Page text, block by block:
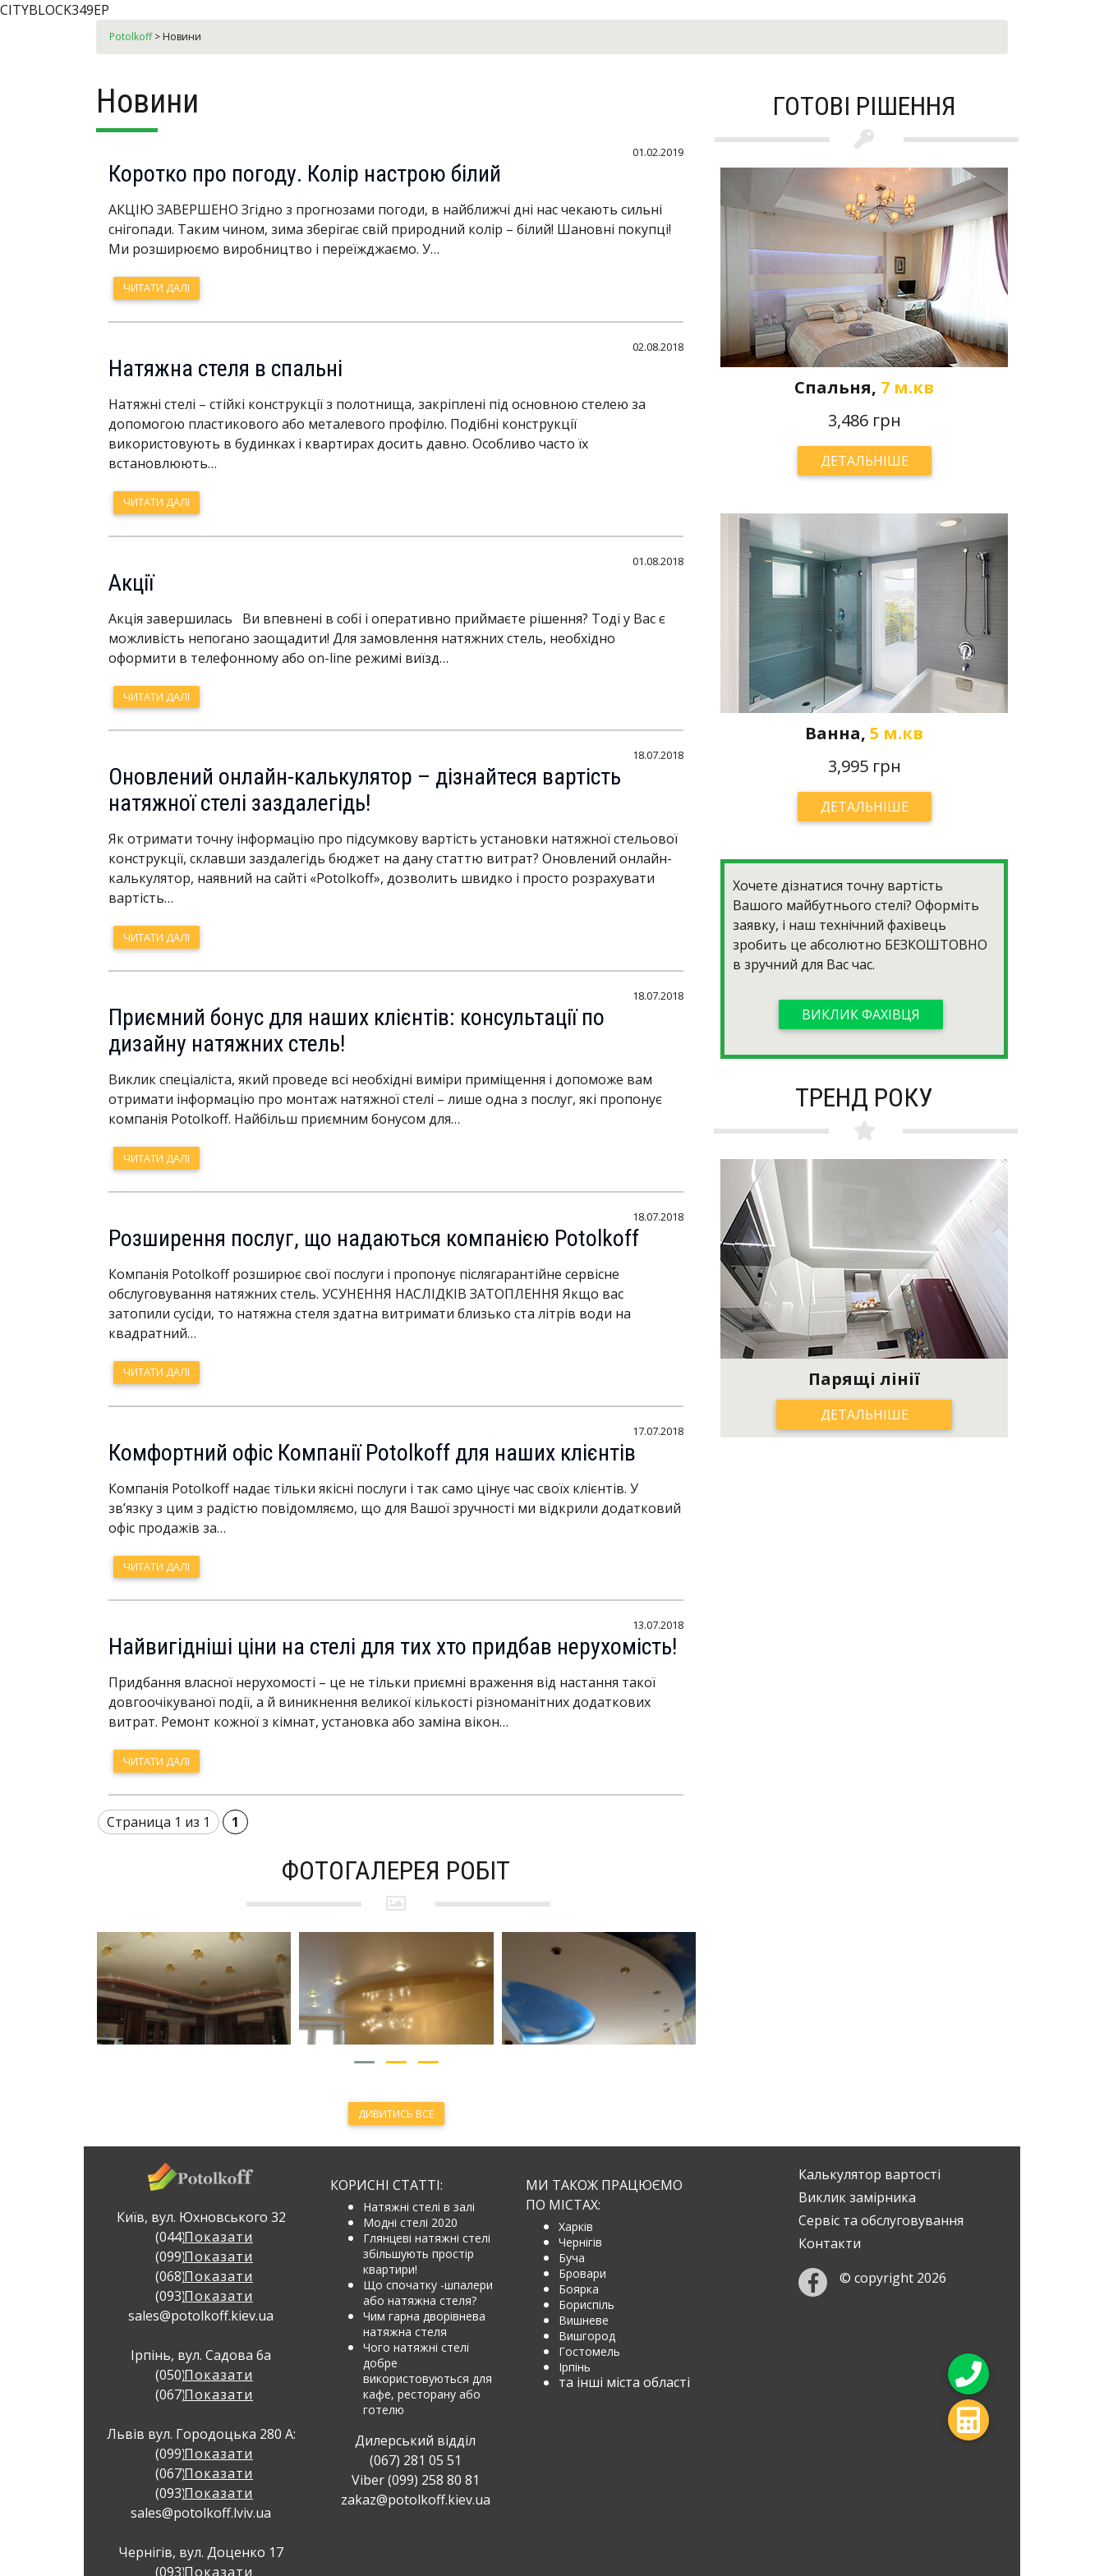
CITYBLOCK349EP
Potolkoff> Новини
Новини
01.02.2019
Коротко про погоду. Колір настрою білий
АКЦІЮ ЗАВЕРШЕНО Згідно з прогнозами погоди, в найближчі дні нас чекають сильні
снігопади. Таким чином, зима зберігає свій природний колір – білий! Шановні покупці!
Ми розширюємо виробництво і переїжджаємо. У…
ЧИТАТИ ДАЛІ
02.08.2018
Натяжна стеля в спальні
Натяжні стелі – стійкі конструкції з полотнища, закріплені під основною стелею за
допомогою пластикового або металевого профілю. Подібні конструкції
використовують в будинках і квартирах досить давно. Особливо часто їх
встановлюють…
ЧИТАТИ ДАЛІ
01.08.2018
Акції
Акція завершилась Ви впевнені в собі і оперативно приймаєте рішення? Тоді у Вас є
можливість непогано заощадити! Для замовлення натяжних стель, необхідно
оформити в телефонному або on-line режимі виїзд…
ЧИТАТИ ДАЛІ
18.07.2018
Оновлений онлайн-калькулятор – дізнайтеся вартість
натяжної стелі заздалегідь!
Як отримати точну інформацію про підсумкову вартість установки натяжної стельової
конструкції, склавши заздалегідь бюджет на дану статтю витрат? Оновлений онлайн-
калькулятор, наявний на сайті «Potolkoff», дозволить швидко і просто розрахувати
вартість…
ЧИТАТИ ДАЛІ
18.07.2018
Приємний бонус для наших клієнтів: консультації по
дизайну натяжних стель!
Виклик спеціаліста, який проведе всі необхідні виміри приміщення і допоможе вам
отримати інформацію про монтаж натяжної стелі – лише одна з послуг, які пропонує
компанія Potolkoff. Найбільш приємним бонусом для…
ЧИТАТИ ДАЛІ
18.07.2018
Розширення послуг, що надаються компанією Potolkoff
Компанія Potolkoff розширює свої послуги і пропонує післягарантійне сервісне
обслуговування натяжних стель. УСУНЕННЯ НАСЛІДКІВ ЗАТОПЛЕННЯ Якщо вас
затопили сусіди, то натяжна стеля здатна витримати близько ста літрів води на
квадратний…
ЧИТАТИ ДАЛІ
17.07.2018
Комфортний офіс Компанії Potolkoff для наших клієнтів
Компанія Potolkoff надає тільки якісні послуги і так само цінує час своїх клієнтів. У
зв’язку з цим з радістю повідомляємо, що для Вашої зручності ми відкрили додатковий
офіс продажів за…
ЧИТАТИ ДАЛІ
13.07.2018
Найвигідніші ціни на стелі для тих хто придбав нерухомість!
Придбання власної нерухомості – це не тільки приємні враження від настання такої
довгоочікуваної події, а й виникнення великої кількості різноманітних додаткових
витрат. Ремонт кожної з кімнат, установка або заміна вікон…
ЧИТАТИ ДАЛІ
Страница 1 из 1 1
ФОТОГАЛЕРЕЯ РОБІТ
ДИВИТИСЬ ВСЕ
ГОТОВІ РІШЕННЯ
Спальня, 7 м.кв
3,486 грн
ДЕТАЛЬНІШЕ
Ванна, 5 м.кв
3,995 грн
ДЕТАЛЬНІШЕ
Хочете дізнатися точну вартість
Вашого майбутнього стелі? Оформіть
заявку, і наш технічний фахівець
зробить це абсолютно БЕЗКОШТОВНО
в зручний для Вас час.
ВИКЛИК ФАХІВЦЯ
ТРЕНД РОКУ
Парящі лінії
ДЕТАЛЬНІШЕ
Київ, вул. Юхновського 32
(044) 337 32 23
Показати
(099) 383 71 72
Показати
(068) 383 71 72
Показати
(093) 383 71 72
Показати
sales@potolkoff.kiev.ua
Ірпінь, вул. Садова 6а
(050) 397 49 79
Показати
(067) 397 49 79
Показати
Львів вул. Городоцька 280 А:
(099) 383 22 77
Показати
(067) 383 22 77
Показати
(093) 383 22 77
Показати
sales@potolkoff.lviv.ua
Чернігів, вул. Доценко 17
(093) 383 71 73
Показати
КОРИСНІ СТАТТІ:
Натяжні стелі в залі
Модні стелі 2020
Глянцеві натяжні стелі
збільшують простір
квартири!
Що спочатку -шпалери
або натяжна стеля?
Чим гарна дворівнева
натяжна стеля
Чого натяжні стелі
добре
використовуються для
кафе, ресторану або
готелю
Дилерський відділ
(067) 281 05 51
Viber (099) 258 80 81
zakaz@potolkoff.kiev.ua
МИ ТАКОЖ ПРАЦЮЄМО
ПО МІСТАХ:
Харків
Чернігів
Буча
Бровари
Боярка
Бориспіль
Вишневе
Вишгород
Гостомель
Ірпінь
та інші міста області
Калькулятор вартості
Виклик замірника
Сервіс та обслуговування
Контакти
© copyright 2026